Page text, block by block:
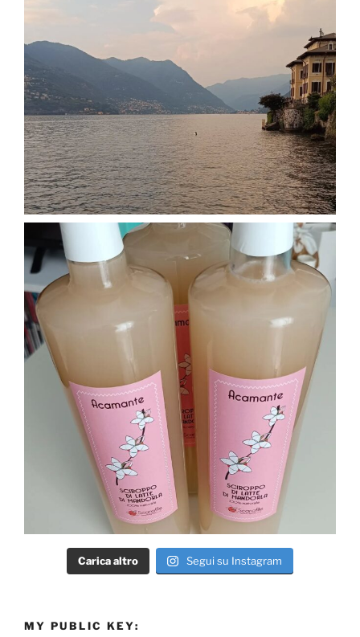
Carica altro Segui su Instagram
MY PUBLIC KEY: